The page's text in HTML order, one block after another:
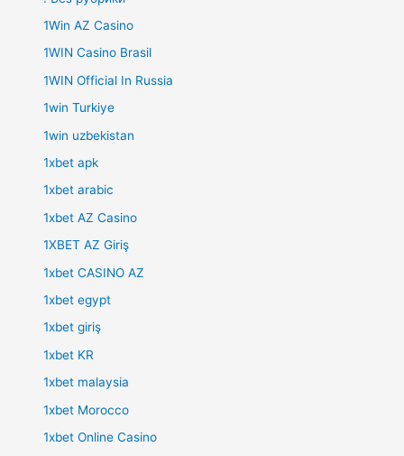
1Win AZ Casino
1WIN Casino Brasil
1WIN Official In Russia
1win Turkiye
1win uzbekistan
1xbet apk
1xbet arabic
1xbet AZ Casino
1XBET AZ Giriş
1xbet CASINO AZ
1xbet egypt
1xbet giriş
1xbet KR
1xbet malaysia
1xbet Morocco
1xbet Online Casino